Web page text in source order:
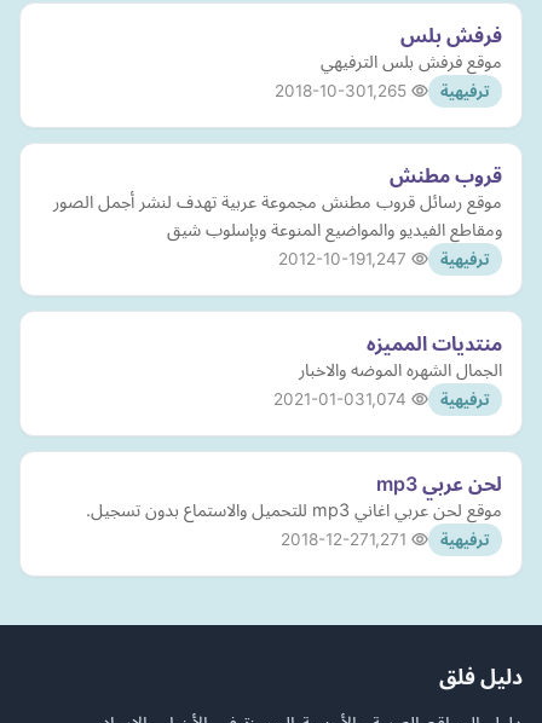
فرفش بلس
موقع فرفش بلس الترفيهي
ترفيهية 2018-10-30
قروب مطنش
موقع رسائل قروب مطنش مجموعة عربية تهدف لنشر أجمل الصور
ومقاطع الفيديو والمواضيع المنوعة وبإسلوب شيق
ترفيهية 2012-10-19
منتديات المميزه
الجمال الشهره الموضه والاخبار
ترفيهية 2021-01-03
لحن عربي mp3
موقع لحن عربي اغاني mp3 للتحميل والاستماع بدون تسجيل.
ترفيهية 2018-12-27
دليل فلق